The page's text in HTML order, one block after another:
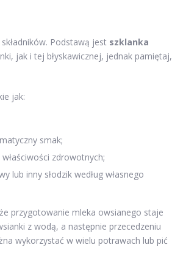
Podstawą jest szklanka
jak i tej błyskawicznej, jednak pamiętaj,
jak:
smak;
zdrowotnych;
lub inny słodzik według własnego
przygotowanie mleka owsianego staje
z wodą, a następnie przecedzeniu
wykorzystać w wielu potrawach lub pić